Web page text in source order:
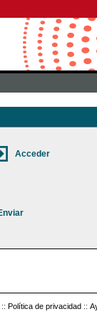
:: Política de privacidad ::